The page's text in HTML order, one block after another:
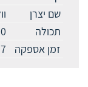
שם יצרן
תכולה
200
זמן אספקה
3-7